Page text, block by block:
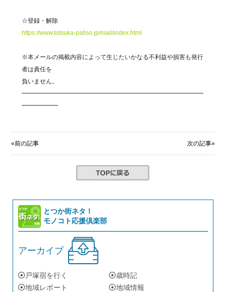
☆登録・解除
https://www.totsuka-pallso.jp/mail/index.html
※本メールの掲載内容によって生じたいかなる不利益や損害も発行
者は責任を
負いません。
━━━━━━━━━━━━━━━━━━━━━━━━━━━━━━
━━━━━━
«前の記事 次の記事»
とつか街ネタ！
モノコト応援倶楽部
アーカイブ
戸塚宿を行く
歳時記
地域レポート
地域情報